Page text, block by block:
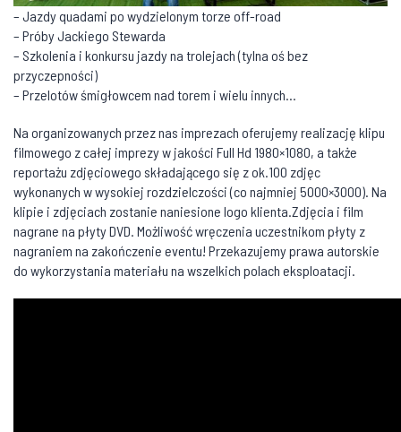
– Jazdy quadami po wydzielonym torze off-road
– Próby Jackiego Stewarda
– Szkolenia i konkursu jazdy na trolejach (tylna oś bez
przyczepności)
– Przelotów śmigłowcem nad torem i wielu innych…
Na organizowanych przez nas imprezach oferujemy realizację klipu
filmowego z całej imprezy w jakości Full Hd 1980×1080, a także
reportażu zdjęciowego składającego się z ok.100 zdjęc
wykonanych w wysokiej rozdzielczości (co najmniej 5000×3000). Na
klipie i zdjęciach zostanie naniesione logo klienta.Zdjęcia i film
nagrane na płyty DVD. Możliwość wręczenia uczestnikom płyty z
nagraniem na zakończenie eventu! Przekazujemy prawa autorskie
do wykorzystania materiału na wszelkich polach eksploatacji.